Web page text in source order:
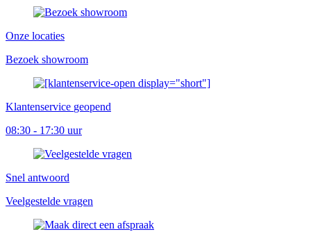
Onze locaties
Bezoek showroom
Klantenservice geopend
08:30 - 17:30 uur
Snel antwoord
Veelgestelde vragen